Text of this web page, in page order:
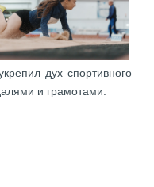
дух спортивного
и грамотами.